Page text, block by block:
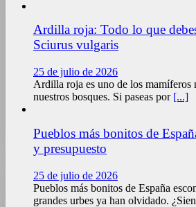
Ardilla roja: Todo lo que
Sciurus vulgaris
25 de julio de 2026
Ardilla roja es uno de los mamíferos
nuestros bosques. Si paseas por [...]
Pueblos más bonitos de
y presupuesto
25 de julio de 2026
Pueblos más bonitos de España
grandes urbes ya han olvidado.